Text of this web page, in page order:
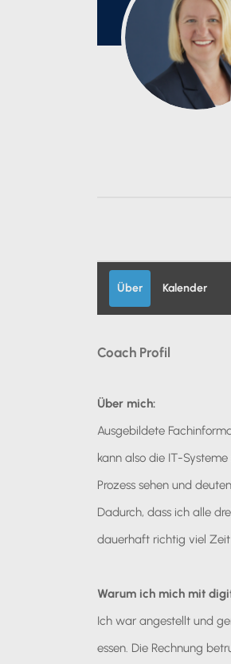
Über Kalender
Coach Profil
Über mich:
Ausgebildete
kann also die IT-
Prozess sehen und
Dadurch, dass ich alle
dauerhaft richtig viel Zeit
Warum ich mich mit
Ich war angestellt und
essen. Die Rechnung